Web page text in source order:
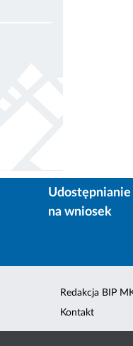
na wniosek
Redakcja BIP
Kontakt